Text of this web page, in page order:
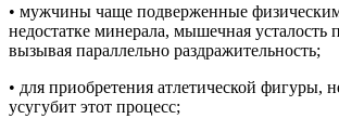
• мужчины чаще подверженные
недостатке минерала, мышечная усталость
вызывая параллельно раздражительность;
• для приобретения атлетической фигуры,
усугубит этот процесс;